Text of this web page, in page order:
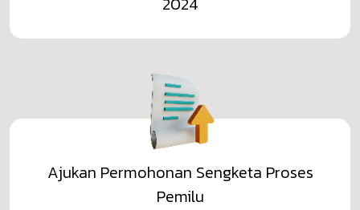
Ajukan Permohonan Sengketa Proses
Pemilu